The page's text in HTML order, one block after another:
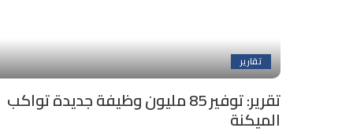
تقارير
تقرير: توفير 85 مليون وظيفة جديدة تواكب
الميكنة